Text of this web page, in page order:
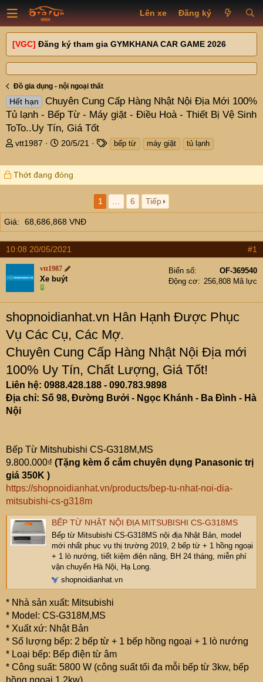
Lên xe Đăng ký
[VGC] Đăng ký tham gia GYMKHANA CAR GAME 2026
Đồ gia dụng - nội ngoại thất
Hết hạn
Chuyên Cung Cấp Hàng Nhật Nội Địa Mới 100%
Tủ lạnh - Bếp Từ - Máy giặt - Điều Hoà - Thiết Bị Vệ Sinh
ToTo..Uy Tín, Giá Tốt
T
r
e
a
t
a
r
t
e
r
vtt1987
N
à
y
g
20/5/21
T
g
bếp từ máy giặt tủ lạnh
Thớt đang đóng
1 6 Tiếp
Giá 68,686,868 VNĐ
10:08 20/05/2021 #1
vtt1987
Xe buýt
Biển số
OF-369540
Động cơ
256,808 Mã lực
shopnoidianhat.vn Hân Hạnh Được Phục
Vụ Các Cụ, Các Mợ.
Chuyên Cung Cấp Hàng Nhật Nội Địa mới
100% Uy Tín, Chất Lượng, Giá Tốt!
Liên hệ: 0988.428.188 - 090.783.9898
Địa chỉ: Số 98, Đường Bưởi - Ngọc Khánh - Ba Đình - Hà
Nội
Bếp Từ Mitshubishi CS-G318M,MS
9.800.000₫ (Tặng kèm ổ cắm chuyên dụng Panasonic trị
giá 350K )
https://shopnoidianhat.vn/products/bep-tu-nhat-noi-dia-
mitsubishi-cs-g318m
BẾP TỪ NHẬT NỘI ĐỊA MITSUBISHI CS-G318MS
Bếp từ Mitsubishi CS-G318MS nội địa Nhật Bản, model
mới nhất phục vụ thị trường 2019, 2 bếp từ + 1 hồng ngoại
+ 1 lò nướng, tiết kiệm điện năng, BH 24 tháng, miễn phí
vận chuyển Hà Nội, Hạ Long.
shopnoidianhat.vn
* Nhà sản xuất: Mitsubishi
* Model: CS-G318M,MS
* Xuất xứ: Nhật Bản
* Số lượng bếp: 2 bếp từ + 1 bếp hồng ngoại + 1 lò nướng
* Loại bếp: Bếp điện từ âm
* Công suất: 5800 W (công suất tối đa mỗi bếp từ 3kw, bếp
hồng ngoại 1,2kw)